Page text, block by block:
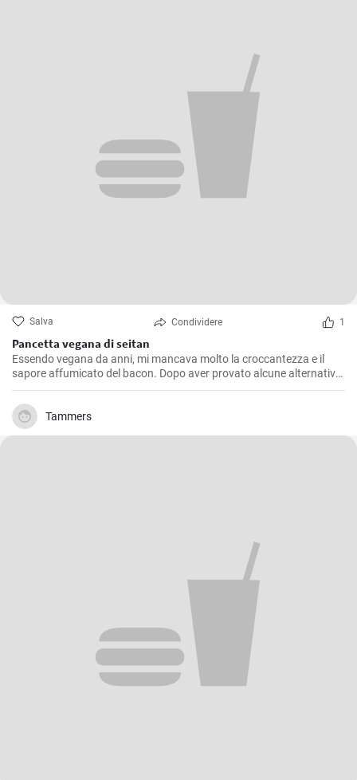
Salva Condividere 1
Pancetta vegana di seitan
Essendo vegana da anni, mi mancava molto la croccantezza e il
sapore affumicato del bacon. Dopo aver provato alcune alternative
a base vegetale che non mi soddisfacevano pienamente, ho deciso
di creare il mio bacon vegano. Dopo innumerevoli esperimenti e
modifiche, sono orgogliosa di condividere questa ricetta con tutti: il
bacon vegano è delizioso!
Tammers